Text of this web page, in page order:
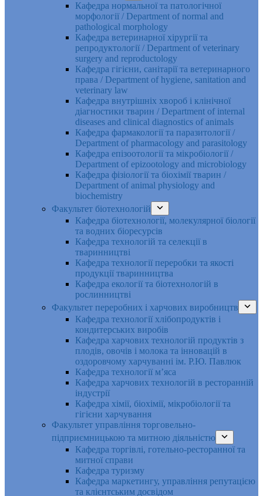
Кафедра нормальної та патологічної
морфології / Department of normal and
pathological morphology
Кафедра ветеринарної хірургії та
репродуктології / Department of veterinary
surgery and reproductology
Кафедра гігієни, санітарії та ветеринарного
права / Department of hygiene, sanitation and
veterinary law
Кафедра внутрішніх хвороб і клінічної
діагностики тварин / Department of internal
diseases and clinical diagnostics of animals
Кафедра фармакології та паразитології /
Department of pharmacology and parasitology
Кафедра епізоотології та мікробіології /
Department of epizootology and microbiology
Кафедра фізіології та біохімії тварин /
Department of animal physiology and
biochemistry
Факультет біотехнологій
Кафедра біотехнології, молекулярної біології
та водних біоресурсів
Кафедра технологій та селекції в
тваринництві
Кафедра технології переробки та якості
продукції тваринництва
Кафедра екології та біотехнологій в
рослинництві
Факультет переробних і харчових виробництв
Кафедра технології хлібопродуктів і
кондитерських виробів
Кафедра харчових технологій продуктів з
плодів, овочів і молока та інновацій в
оздоровчому харчуванні ім. Р.Ю. Павлюк
Кафедра технології м’яса
Кафедра харчових технологій в ресторанній
індустрії
Кафедра хімії, біохімії, мікробіології та
гігієни харчування
Факультет управління торговельно-
підприємницькою та митною діяльністю
Кафедра торгівлі, готельно-ресторанної та
митної справи
Кафедра туризму
Кафедра маркетингу, управління репутацією
та клієнтським досвідом